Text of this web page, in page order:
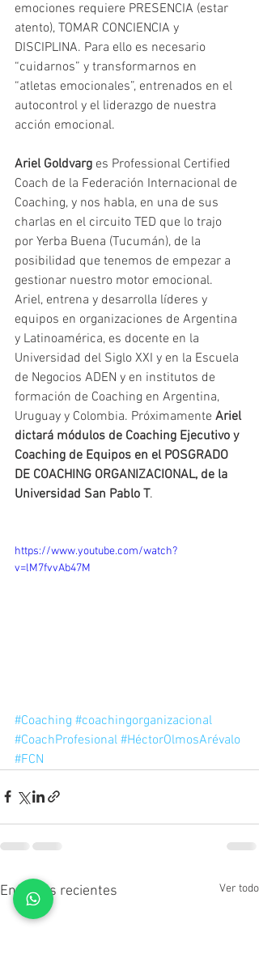
emociones requiere PRESENCIA (estar
atento), TOMAR CONCIENCIA y
DISCIPLINA. Para ello es necesario
“cuidarnos” y transformarnos en
“atletas emocionales”, entrenados en el
autocontrol y el liderazgo de nuestra
acción emocional.
Ariel Goldvarg es Professional Certified
Coach de la Federación Internacional de
Coaching, y nos habla, en una de sus
charlas en el circuito TED que lo trajo
por Yerba Buena (Tucumán), de la
posibilidad que tenemos de empezar a
gestionar nuestro motor emocional.
Ariel, entrena y desarrolla líderes y
equipos en organizaciones de Argentina
y Latinoamérica, es docente en la
Universidad del Siglo XXI y en la Escuela
de Negocios ADEN y en institutos de
formación de Coaching en Argentina,
Uruguay y Colombia. Próximamente Ariel
dictará módulos de Coaching Ejecutivo y
Coaching de Equipos en el POSGRADO
DE COACHING ORGANIZACIONAL, de la
Universidad San Pablo T.
https://www.youtube.com/watch?
v=lM7fvvAb47M
#Coaching #coachingorganizacional
#CoachProfesional #HéctorOlmosArévalo
#FCN
Entradas recientes Ver todo